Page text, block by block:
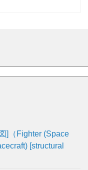
]（Fighter (Space
[structural